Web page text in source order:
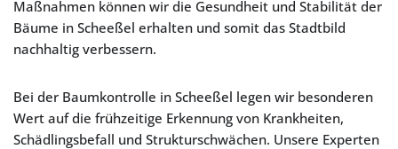
Maßnahmen können wir die Gesundheit und Stabilität der
Bäume in Scheeßel erhalten und somit das Stadtbild
nachhaltig verbessern.
Bei der Baumkontrolle in Scheeßel legen wir besonderen
Wert auf die frühzeitige Erkennung von Krankheiten,
Schädlingsbefall und Strukturschwächen. Unsere Experten